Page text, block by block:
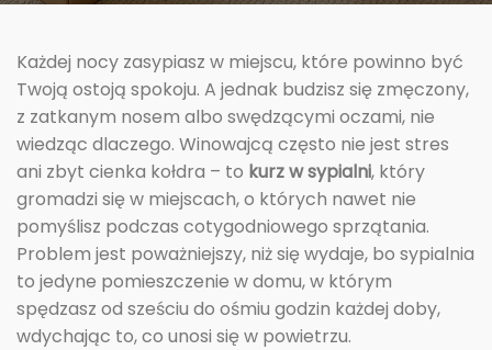
Każdej nocy zasypiasz w miejscu, które powinno być
Twoją ostoją spokoju. A jednak budzisz się zmęczony,
z zatkanym nosem albo swędzącymi oczami, nie
wiedząc dlaczego. Winowajcą często nie jest stres
ani zbyt cienka kołdra – to kurz w sypialni, który
gromadzi się w miejscach, o których nawet nie
pomyślisz podczas cotygodniowego sprzątania.
Problem jest poważniejszy, niż się wydaje, bo sypialnia
to jedyne pomieszczenie w domu, w którym
spędzasz od sześciu do ośmiu godzin każdej doby,
wdychając to, co unosi się w powietrzu.